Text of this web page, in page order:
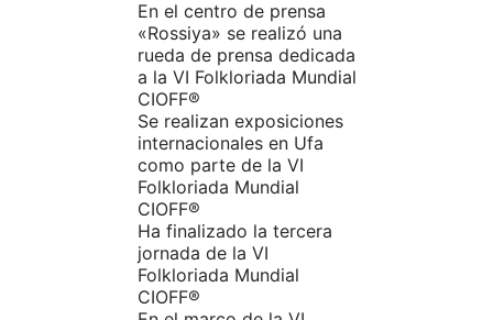
En el centro de prensa
«Rossiya» se realizó una
rueda de prensa dedicada
a la VI Folkloriada Mundial
CIOFF®️
Se realizan exposiciones
internacionales en Ufa
como parte de la VI
Folkloriada Mundial
CIOFF®️
Ha finalizado la tercera
jornada de la VI
Folkloriada Mundial
CIOFF®️